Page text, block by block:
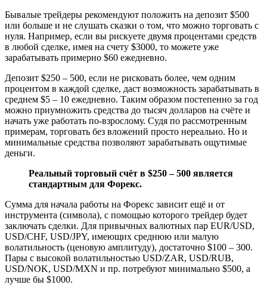
Бывалые трейдеры рекомендуют положить на депозит $500
или больше и не слушать сказки о том, что можно торговать с
нуля. Например, если вы рискуете двумя процентами средств
в любой сделке, имея на счету $3000, то можете уже
зарабатывать примерно $60 ежедневно.
Депозит $250 – 500, если не рисковать более, чем одним
процентом в каждой сделке, даст возможность зарабатывать в
среднем $5 – 10 ежедневно. Таким образом постепенно за год
можно приумножить средства до тысяч долларов на счёте и
начать уже работать по-взрослому. Судя по рассмотренным
примерам, торговать без вложений просто нереально. Но и
минимальные средства позволяют зарабатывать ощутимые
деньги.
Реальный торговый счёт в $250 – 500 является
стандартным для Форекс.
Сумма для начала работы на Форекс зависит ещё и от
инструмента (символа), с помощью которого трейдер будет
заключать сделки. Для привычных валютных пар EUR/USD,
USD/CHF, USD/JPY, имеющих среднюю или малую
волатильность (ценовую амплитуду), достаточно $100 – 300.
Пары с высокой волатильностью USD/ZAR, USD/RUB,
USD/NOK, USD/MXN и пр. потребуют минимально $500, а
лучше бы $1000.